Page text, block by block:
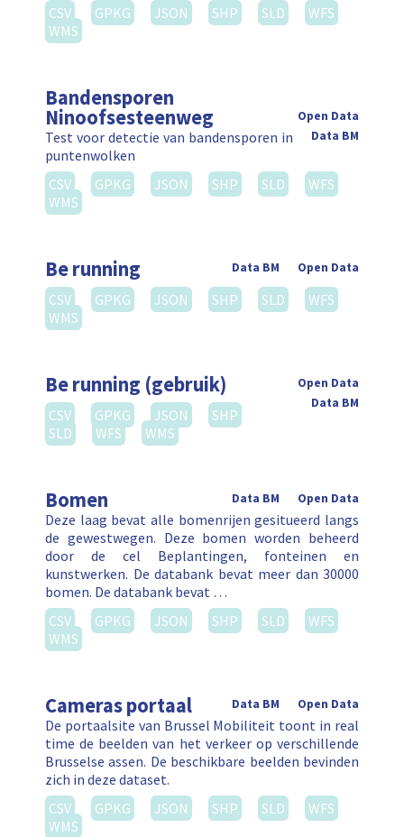
CSV GPKG JSON SHP SLD
WFS
WMS
Bandensporen
Ninoofsesteenweg
Open Data
Data BM
Test voor detectie van bandensporen in
puntenwolken
CSV
GPKG JSON SHP SLD
WFS
WMS
Be running Open Data
Data BM
CSV GPKG JSON SHP SLD
WFS
WMS
Be running (gebruik)
Open Data
Data BM
CSV GPKG JSON
SHP
SLD
WFS WMS
Bomen Open Data
Data BM
Deze laag bevat alle bomenrijen gesitueerd langs
de gewestwegen. Deze bomen worden beheerd
door de cel Beplantingen, fonteinen en
kunstwerken. De databank bevat meer dan 30000
bomen. De databank bevat …
CSV
GPKG JSON SHP SLD
WFS
WMS
Cameras portaal Open Data
Data BM
De portaalsite van Brussel Mobiliteit toont in real
time de beelden van het verkeer op verschillende
Brusselse assen. De beschikbare beelden bevinden
zich in deze dataset.
CSV
GPKG JSON SHP SLD
WFS
WMS